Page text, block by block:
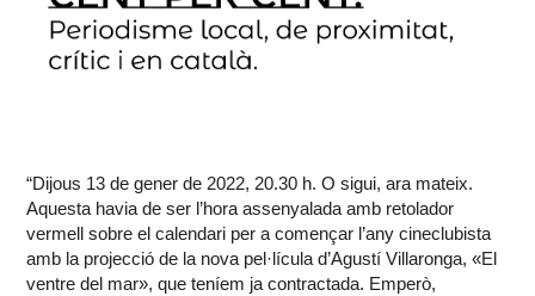
“Dijous 13 de gener de 2022, 20.30 h. O sigui, ara mateix.
Aquesta havia de ser l’hora assenyalada amb retolador
vermell sobre el calendari per a començar l’any cineclubista
amb la projecció de la nova pel·lícula d’Agustí Villaronga, «El
ventre del mar», que teníem ja contractada. Emperò,